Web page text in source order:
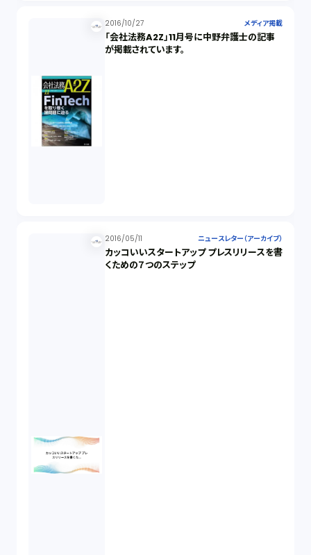
2016/10/27 メディア掲載
「会社法務A2Z」11月号に中野弁護士の記事
が掲載されています。
2016/05/11 ニュースレター（アーカイブ）
カッコいいスタートアップ プレスリリースを書
くための７つのステップ